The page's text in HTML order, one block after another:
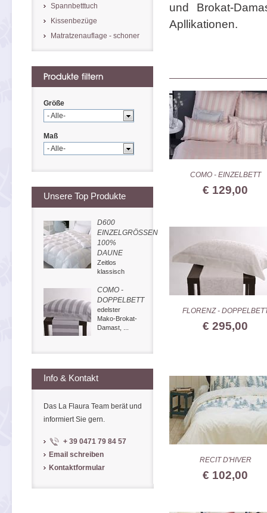
und Brokat-
Apllikationen.
COMO - EINZELBETT
€ 129,00
FLORENZ -
€ 295,00
RECIT D'HIVER
€ 102,00
Spannbetttuch
Kissenbezüge
Matratzenauflage - schoner
Größe
- Alle-
Maß
- Alle-
Unsere Top Produkte
D600
EINZELGRÖSSEN
100%
DAUNE
Zeitlos
klassisch
COMO -
DOPPELBETT
edelster
Mako-Brokat-
Damast, ...
Info & Kontakt
Das La Flaura Team berät und
informiert Sie gern.
+ 39 0471 79 84 57
Email schreiben
Kontaktformular